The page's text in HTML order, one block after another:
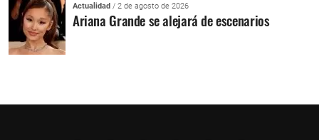
Actualidad / 2 de agosto de 2026
Ariana Grande se alejará de escenarios